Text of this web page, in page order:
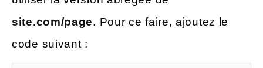
site.com/page. Pour ce faire, ajoutez le
code suivant :